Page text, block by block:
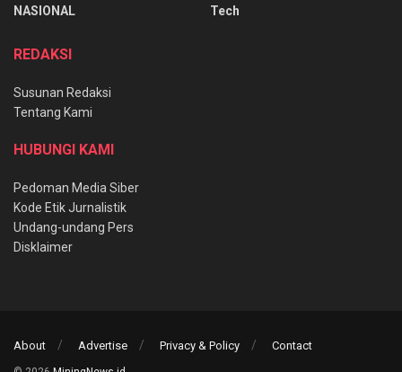
NASIONAL
Tech
REDAKSI
Susunan Redaksi
Tentang Kami
HUBUNGI KAMI
Pedoman Media Siber
Kode Etik Jurnalistik
Undang-undang Pers
Disklaimer
About Advertise Privacy & Policy Contact